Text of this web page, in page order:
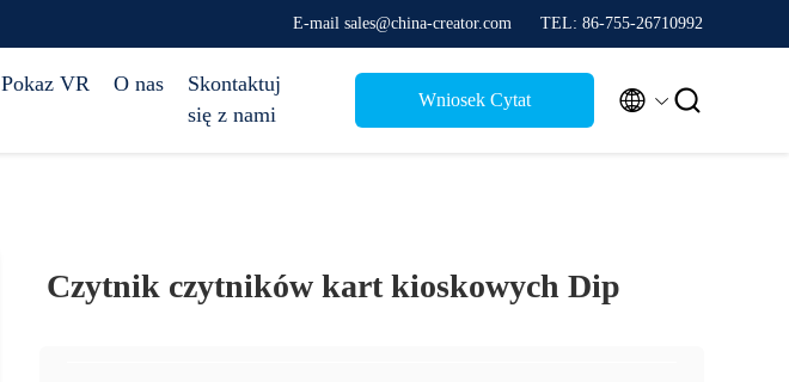
E-mail sales@china-creator.com TEL: 86-755-26710992
Pokaz VR O nas
Skontaktuj
się z nami
Wniosek Cytat  
Czytnik czytników kart kioskowych Dip